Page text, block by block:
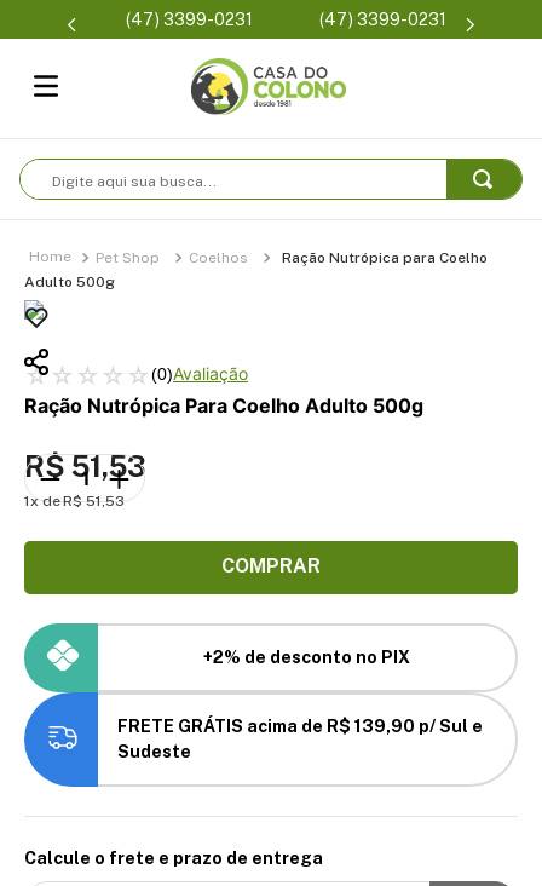
(47) 3399-0231
Parcelamento em até 6x
sem juros
Digite aqui sua busca...
Pet Shop Coelhos
Ração Nutrópica para Coelho
Adulto 500g
☆☆ ☆ ☆ ☆(0)
Ração Nutrópica Para Coelho Adulto 500g
R$51,53
1 R$ 51,53
COMPRAR
+2% de desconto no PIX
FRETE GRÁTIS acima de R$ 139,90 p/ Sul e
Sudeste
Calcule o frete e prazo de entrega